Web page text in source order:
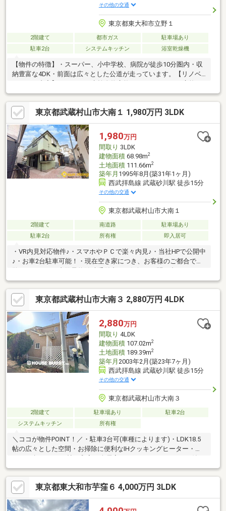
その他の交通
東京都東大和市立野１
2階建て 都市ガス
駐車場あり
駐車2台
システムキッチン 浴室乾燥機
【物件の特徴】・スーパー、小中学校、病院が徒歩10分圏内・収
納豊富な4DK・前面は広々とした公道が走っています。【リノベ
ーション内容】・キッチン水栓金物交換・キッチンコンロ交換・
洗面化粧台交換・トイレ交換・照明器具交換・エアコン設置・傷
補修・外装工事・ハウスクリーニング《アフターサービス保証
付》～住んでからでも安心・安全をサポート～ 水まわりトラブル
は365日対応で安心です。 詳しくはお問い合わせ下さい！
東京都武蔵村山市大南１ 1,980万円 3LDK
1,980万円
間取り 3LDK
建物面積68.98m2
土地面積111.66m2
築年月 1995年8月(築31年1ヶ月)
西武拝島線 武蔵砂川駅 徒歩15分
その他の交通
東京都武蔵村山市大南１
2階建て 南道路
駐車場あり
駐車2台
所有権 即入居可
・VR内見対応物件♪・スマホやＰＣで楽々内見♪・当社HPで公開中
♪・お車2台駐車可能！・現在空き家につき、お客様のご都合で内
さい！～リフォーム内容～・外壁塗装・屋根塗装・ガスコンロ交
換・水栓器具交換・洗面台交換など
東京都武蔵村山市大南３ 2,880万円 4LDK
2,880万円
間取り 4LDK
建物面積107.02m2
土地面積189.39m2
築年月 2003年2月(築23年7ヶ月)
西武拝島線 武蔵砂川駅 徒歩15分
その他の交通
東京都武蔵村山市大南３
2階建て 駐車場あり
駐車2台
システムキッチン
所有権
＼ココが物件POINT！／・駐車3台可(車種によります)・LDK18.5
帖の広々とした空間・お掃除に便利なIHクッキングヒーター・ホ
ッと一息つける6.5帖の和室・全居室ペアガラス・シャッター付
き・全室南向きの明るい住空間【近隣施設】・市立第七小学校…
徒歩16分・市立第四中学校…徒歩15分・フーズマーケットさえき
大南店…徒歩6分・ファミリーマート武蔵村山大南通り店…徒歩7
分・ウェルパーク武蔵砂川店…徒歩14分・西砂川病院…徒歩8分・
大南公園…徒歩15分【当社のサービスは上昇する住宅ローン金利
東京都東大和市芋窪６ 4,000万円 3LDK